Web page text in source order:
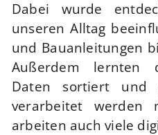
Dabei wurde
unseren Alltag
und Bauanleitungen
Außerdem lernten
Daten sortiert und
verarbeitet werden
arbeiten auch viele